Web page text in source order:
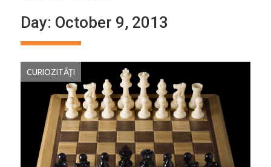
Day: October 9, 2013
CURIOZITĂŢI